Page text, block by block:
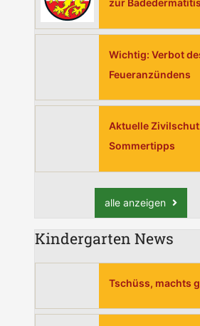
zur Badedermatitis
Wichtig: Verbot
Feueranzündens
Aktuelle
Sommertipps
alle anzeigen
Kindergarten News
Tschüss, machts